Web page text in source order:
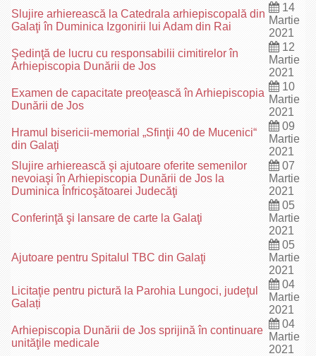
Slujire arhierească la Catedrala arhiepiscopală din
Galaţi în Duminica Izgonirii lui Adam din Rai
14
Martie
2021
Şedinţă de lucru cu responsabilii cimitirelor în
Arhiepiscopia Dunării de Jos
12
Martie
2021
Examen de capacitate preoţească în Arhiepiscopia
Dunării de Jos
10
Martie
2021
Hramul bisericii-memorial „Sfinţii 40 de Mucenici“
din Galaţi
09
Martie
2021
Slujire arhierească şi ajutoare oferite semenilor
nevoiaşi în Arhiepiscopia Dunării de Jos la
Duminica Înfricoşătoarei Judecăţi
07
Martie
2021
Conferinţă şi lansare de carte la Galaţi
05
Martie
2021
Ajutoare pentru Spitalul TBC din Galaţi
05
Martie
2021
Licitaţie pentru pictură la Parohia Lungoci, judeţul
Galați
04
Martie
2021
Arhiepiscopia Dunării de Jos sprijină în continuare
unităţile medicale
04
Martie
2021